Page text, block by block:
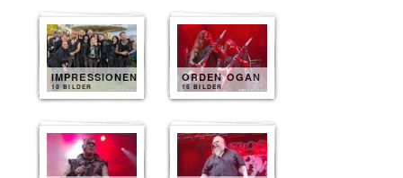
IMPRESSIONEN
10 BILDER
ORDEN OGAN
15 BILDER